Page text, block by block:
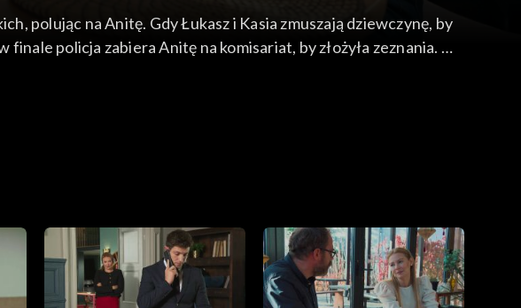
polując na Anitę. Gdy Łukasz i Kasia zmuszają dziewczynę, by
policja zabiera Anitę na komisariat, by złożyła zeznania.
w szoku. Gloria oraz Zbyszek namawiają narzeczonych, by